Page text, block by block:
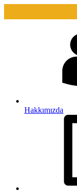
Hakkımızda